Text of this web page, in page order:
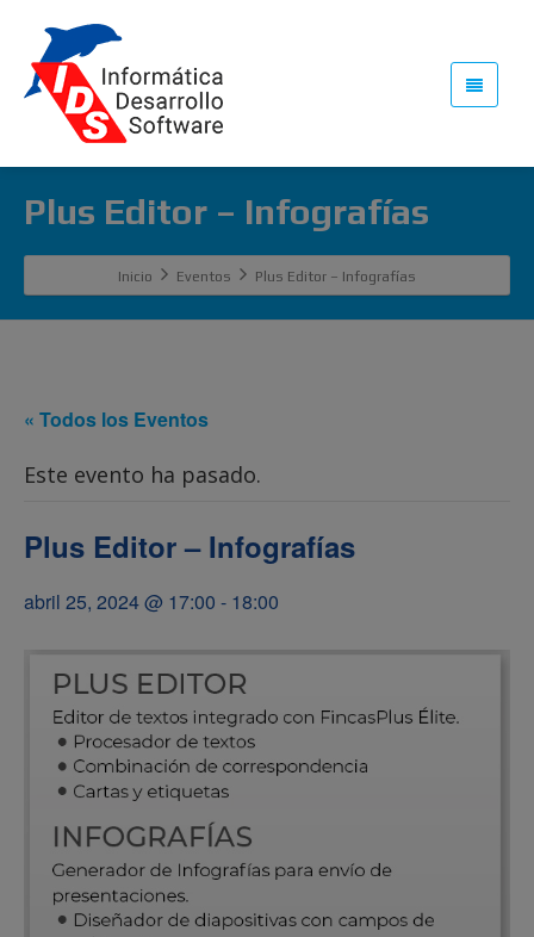
Plus Editor – Infografías
Inicio Eventos Plus Editor – Infografías
« Todos los Eventos
Este evento ha pasado.
Plus Editor – Infografías
abril 25, 2024 @ 17:00 - 18:00